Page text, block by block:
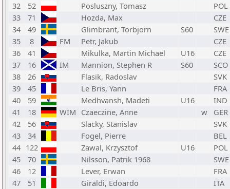
32
52 Posluszny, Tomasz
POL
33
71 Hozda, Max
CZE
34
49 Glimbrant, Torbjorn S60
SWE
35
8 FM Petr, Jakub
CZE
36
41 Mikulka, Martin Michael U16
CZE
37
16 IM Mannion, Stephen R S60
SCO
38
26 Flasik, Radoslav
SVK
39
45 Le Bris, Yann
FRA
40
59 Medhvansh, Madeti U16
IND
41
18 WIM Czaeczine, Anne w
GER
42
56 Slacky, Stanislav
SVK
43
34 Fogel, Pierre
BEL
44 122 Zawal, Krzysztof U16
POL
45
70 Nilsson, Patrik 1968
SWE
46
12 Lever, Erwan
FRA
47
51 Giraldi, Edoardo
ITA